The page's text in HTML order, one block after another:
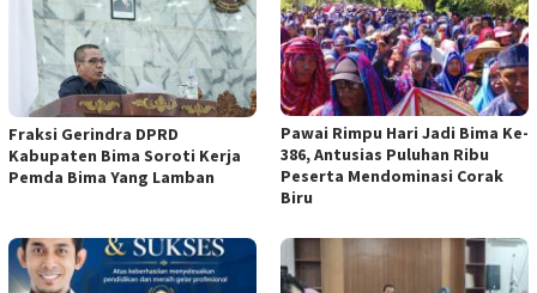
Fraksi Gerindra DPRD
Kabupaten Bima Soroti Kerja
Pemda Bima Yang Lamban
Pawai Rimpu Hari Jadi Bima Ke-
386, Antusias Puluhan Ribu
Peserta Mendominasi Corak
Biru